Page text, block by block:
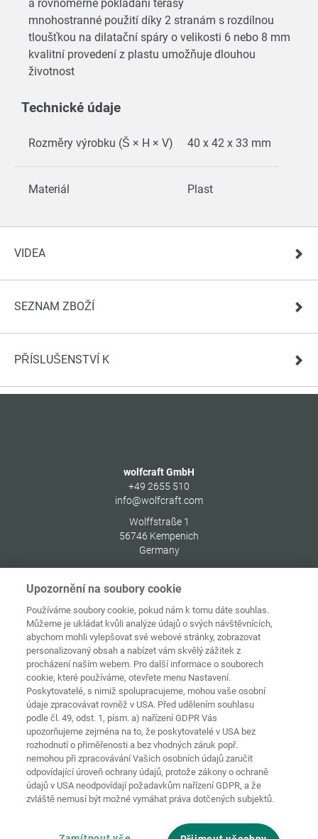
a rovnoměrné pokládání terasy
mnohostranné použití díky 2 stranám s rozdílnou
tloušťkou na dilatační spáry o velikosti 6 nebo 8 mm
kvalitní provedení z plastu umožňuje dlouhou
životnost
Technické údaje
Rozměry výrobku (Š × H × V) 40 x 42 x 33 mm
Materiál Plast
VIDEA
SEZNAM ZBOŽÍ
PŘÍSLUŠENSTVÍ K
wolfcraft GmbH
+49 2655 510
info@wolfcraft.com
Wolffstraße 1
56746 Kempenich
Germany
Domovská
stránka Kontakt Tiráž
Ochrana
osobních
Pravidla a
podmínky
Zásady
používání
souborů
cookie Přihlásit
Prohlášení o
bezbariérovosti
Nastavení souborů cookies
Upozornění na soubory cookie
Používáme soubory cookie, pokud nám k tomu dáte souhlas.
Můžeme je ukládat kvůli analýze údajů o svých návštěvnících,
abychom mohli vylepšovat své webové stránky, zobrazovat
personalizovaný obsah a nabízet vám skvělý zážitek z
procházení naším webem. Pro další informace o souborech
cookie, které používáme, otevřete menu Nastavení.
Poskytovatelé, s nimiž spolupracujeme, mohou vaše osobní
údaje zpracovávat rovněž v USA. Před udělením souhlasu
podle čl. 49, odst. 1, písm. a) nařízení GDPR Vás
upozorňujeme zejména na to, že poskytovatelé v USA bez
rozhodnutí o přiměřenosti a bez vhodných záruk popř.
nemohou při zpracovávání Vašich osobních údajů zaručit
odpovídající úroveň ochrany údajů, protože zákony o ochraně
údajů v USA neodpovídají požadavkům nařízení GDPR, a že
zvláště nemusí být možné vymáhat práva dotčených subjektů.